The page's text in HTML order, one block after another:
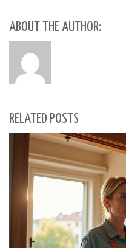
ABOUT THE AUTHOR:
RELATED POSTS